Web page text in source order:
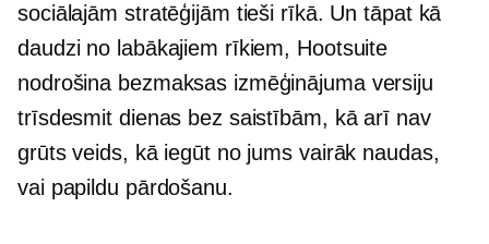
sociālajām stratēģijām tieši rīkā. Un tāpat kā
daudzi no labākajiem rīkiem, Hootsuite
nodrošina bezmaksas izmēģinājuma versiju
trīsdesmit dienas bez saistībām, kā arī nav
grūts veids, kā iegūt no jums vairāk naudas,
vai papildu pārdošanu.